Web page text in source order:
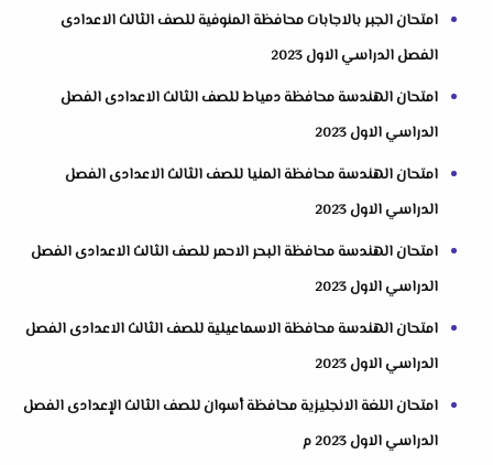
امتحان الجبر بالاجابات محافظة المنوفية للصف الثالث الاعدادى
الفصل الدراسي الاول 2023
امتحان الهندسة محافظة دمياط للصف الثالث الاعدادى الفصل
الدراسي الاول 2023
امتحان الهندسة محافظة المنيا للصف الثالث الاعدادى الفصل
الدراسي الاول 2023
امتحان الهندسة محافظة البحر الاحمر للصف الثالث الاعدادى الفصل
الدراسي الاول 2023
امتحان الهندسة محافظة الاسماعيلية للصف الثالث الاعدادى الفصل
الدراسي الاول 2023
امتحان اللغة الانجليزية محافظة أسوان للصف الثالث الإعدادى الفصل
الدراسي الاول 2023 م